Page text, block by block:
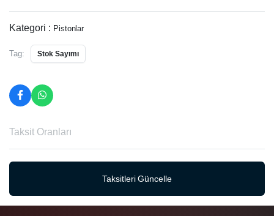
Kategori : Pistonlar
Tag: Stok Sayımı
Taksit Oranları
Taksitleri Güncelle